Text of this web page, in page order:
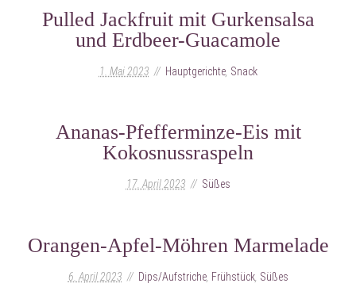
Pulled Jackfruit mit Gurkensalsa
und Erdbeer-Guacamole
1. Mai 2023 Hauptgerichte, Snack
Ananas-Pfefferminze-Eis mit
Kokosnussraspeln
17. April 2023 Süßes
Orangen-Apfel-Möhren Marmelade
6. April 2023 Dips/Aufstriche, Frühstück, Süßes